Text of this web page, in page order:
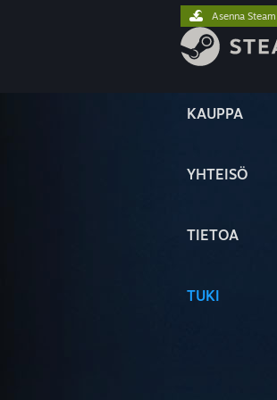
KAUPPA
YHTEISÖ
TIETOA
TUKI
Asenna Steam